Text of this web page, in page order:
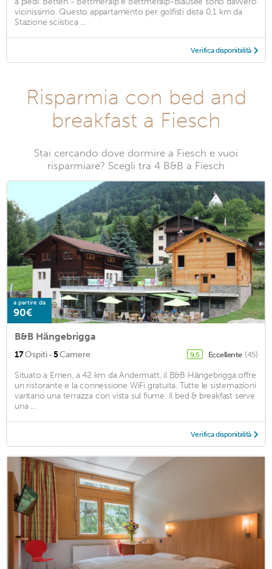
vicinissimo. Questo appartamento per golfisti dista 0,1 km da
Stazione sciistica ...
Verifica disponibilità
Risparmia con bed and
breakfast a Fiesch
Stai cercando dove dormire a Fiesch e vuoi
risparmiare? Scegli tra 4 B&B a Fiesch
a partire da
90€
B&B Hängebrigga
17Ospiti · 5Camere 9,5 Eccellente (45)
Situato a Ernen, a 42 km da Andermatt, il B&B Hängebrigga offre
un ristorante e la connessione WiFi gratuita. Tutte le sistemazioni
vantano una terrazza con vista sul fiume. Il bed & breakfast serve
una ...
Verifica disponibilità